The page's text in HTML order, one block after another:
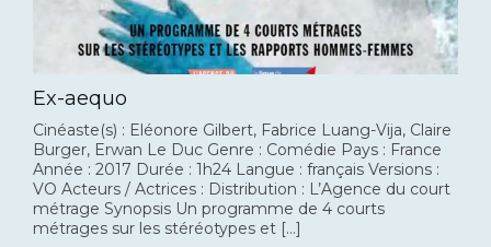
Ex-aequo
Cinéaste(s) : Eléonore Gilbert, Fabrice Luang-Vija, Claire
Burger, Erwan Le Duc Genre : Comédie Pays : France
Année : 2017 Durée : 1h24 Langue : français Versions :
VO Acteurs / Actrices : Distribution : L’Agence du court
métrage Synopsis Un programme de 4 courts
métrages sur les stéréotypes et […]